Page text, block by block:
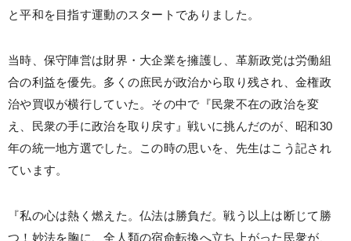
と平和を目指す運動のスタートでありました。
当時、保守陣営は財界・大企業を擁護し、革新政党は労働組
合の利益を優先。多くの庶民が政治から取り残され、金権政
治や買収が横行していた。その中で『民衆不在の政治を変
え、民衆の手に政治を取り戻す』戦いに挑んだのが、昭和30
年の統一地方選でした。この時の思いを、先生はこう記され
ています。
『私の心は熱く燃えた。仏法は勝負だ。戦う以上は断じて勝
つ！妙法を胸に、全人類の宿命転換へ立ち上がった民衆が、